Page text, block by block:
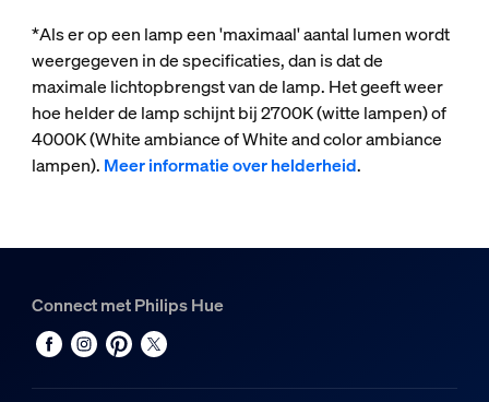
*Als er op een lamp een 'maximaal' aantal lumen wordt
weergegeven in de specificaties, dan is dat de
maximale lichtopbrengst van de lamp. Het geeft weer
hoe helder de lamp schijnt bij 2700K (witte lampen) of
4000K (White ambiance of White and color ambiance
lampen). Meer informatie over helderheid.
Connect met Philips Hue